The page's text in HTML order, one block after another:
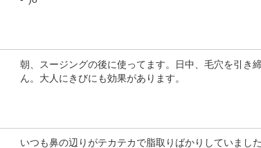
朝、スージングの後に使ってます。日中、毛穴を引き
ん。大人にきびにも効果があります。
いつも鼻の辺りがテカテカで脂取りばかりしていまし